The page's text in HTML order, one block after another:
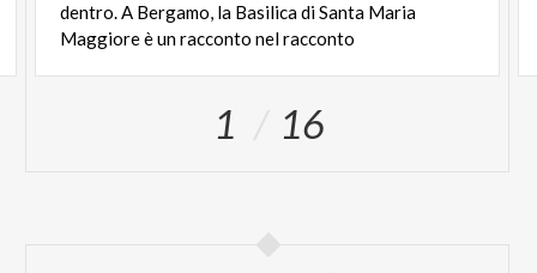
dentro. A Bergamo, la Basilica di Santa Maria
Maggiore è un racconto nel racconto
1 16